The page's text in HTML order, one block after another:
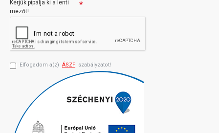
Kérjük pipálja ki a lenti
mezőt!
Elfogadom a(z) ÁSZF szabályzatot!